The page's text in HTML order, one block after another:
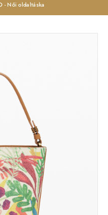
- Női oldaltáska